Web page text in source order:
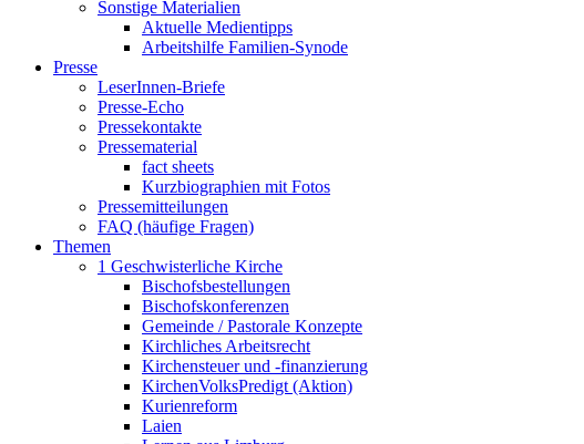
Sonstige Materialien
Aktuelle Medientipps
Arbeitshilfe Familien-Synode
Presse
LeserInnen-Briefe
Presse-Echo
Pressekontakte
Pressematerial
fact sheets
Kurzbiographien mit Fotos
Pressemitteilungen
FAQ (häufige Fragen)
Themen
1 Geschwisterliche Kirche
Bischofsbestellungen
Bischofskonferenzen
Gemeinde / Pastorale Konzepte
Kirchliches Arbeitsrecht
Kirchensteuer und -finanzierung
KirchenVolksPredigt (Aktion)
Kurienreform
Laien